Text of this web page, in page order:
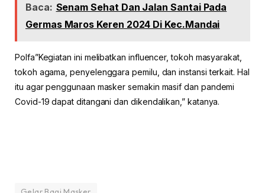
Baca: Senam Sehat Dan Jalan Santai Pada
Germas Maros Keren 2024 Di Kec.Mandai
Polfa”Kegiatan ini melibatkan influencer, tokoh masyarakat,
tokoh agama, penyelenggara pemilu, dan instansi terkait. Hal
itu agar penggunaan masker semakin masif dan pandemi
Covid-19 dapat ditangani dan dikendalikan,” katanya.
Gelar Bagi Masker